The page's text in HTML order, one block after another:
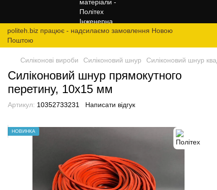
politeh.biz працює - надсилаємо замовлення Новою
Поштою
Силіконові вироби Силіконовий шнур Силіконовий шнур
Силіконовий шнур прямокутного
перетину, 10х15 мм
Артикул: 10352733231 Написати відгук
НОВИНКА